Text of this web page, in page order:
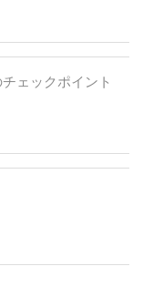
ェックポイント